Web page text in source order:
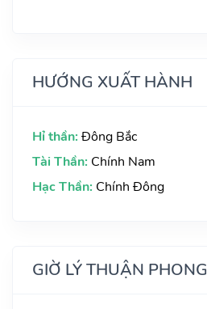
HƯỚNG XUẤT HÀNH
Hỉ thần: Đông Bắc
Tài Thần: Chính Nam
Hạc Thần: Chính Đông
GIỜ LÝ THUẬN PHONG